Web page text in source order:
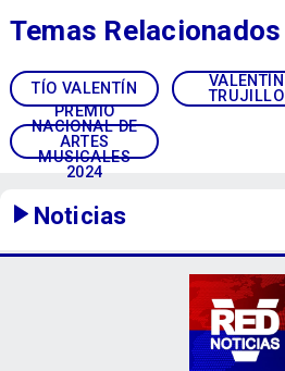
TÍO VALENTÍN
VALENTÍN
TRUJILLO
PREMIO
NACIONAL DE
ARTES
MUSICALES
2024
Temas Relacionados
Noticias